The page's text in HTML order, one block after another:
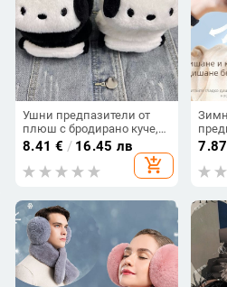
Ушни предпазители от
плюш с бродирано куче,
за деца, зимни топли,
ежедневна употреба
(Плюш; Карикатура; За
деца; Зима; Поддържа
8.41 € / 16.45 лв
add_shopping_cart
7.87